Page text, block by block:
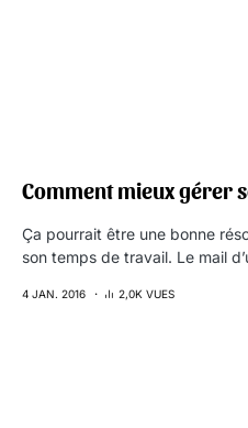
Comment mieux gérer
Ça pourrait être une bonne
son temps de travail. Le mail
4 JAN. 2016 2,0K VUES